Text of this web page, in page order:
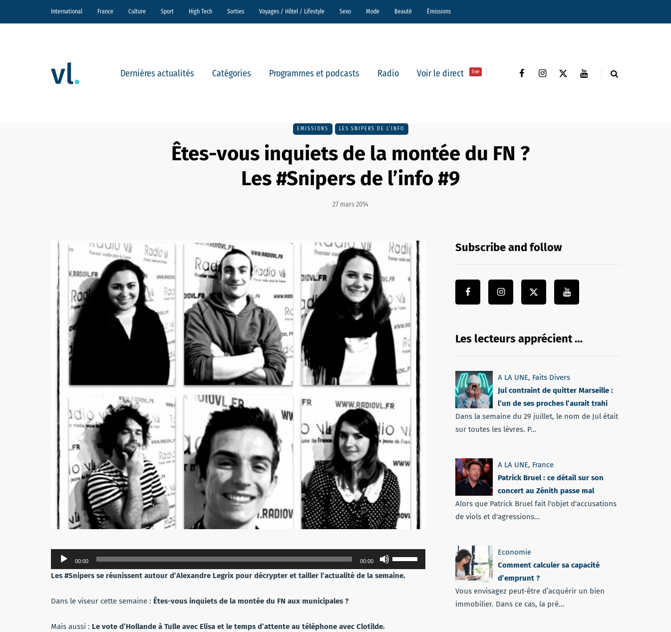
International France Culture Sport High Tech Sorties Voyages / Hôtel / Lifestyle Sexo Mode Beauté Émissions
Dernières actualités Catégories Programmes et podcasts Radio Voir le direct live
EMISSIONS LES SNIPERS DE L’INFO
Êtes-vous inquiets de la montée du FN ?
Les #Snipers de l’info #9
27 mars 2014
Lecteur
audio
00:00 00:00
les
flèches
Les #Snipers se réunissent autour d’Alexandre Legrix pour décrypter et tailler l’actualité de la semaine.
Dans le viseur cette semaine : Êtes-vous inquiets de la montée du FN aux municipales ?
Mais aussi : Le vote d’Hollande à Tulle avec Elisa et le temps d’attente au téléphone avec Clotilde.
Subscribe and follow
Les lecteurs apprécient …
A LA UNE, Faits Divers
Jul contraint de quitter Marseille :
l’un de ses proches l’aurait trahi
Dans la semaine du 29 juillet, le nom de Jul était
sur toutes les lèvres. P...
A LA UNE, France
Patrick Bruel : ce détail sur son
concert au Zénith passe mal
Alors que Patrick Bruel fait l'objet d'accusations
de viols et d'agressions...
Economie
Comment calculer sa capacité
d’emprunt ?
Vous envisagez peut-être d’acquérir un bien
immobilier. Dans ce cas, la pré...